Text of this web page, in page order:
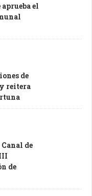
el
de
reitera
de
de